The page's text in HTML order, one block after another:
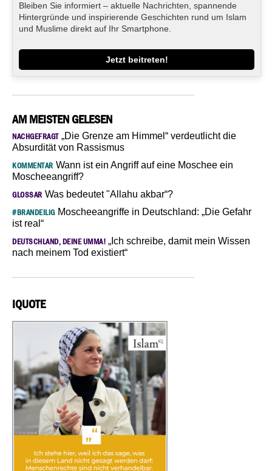
Bleiben Sie informiert – aktuelle Nachrichten, spannende
Hintergründe und inspirierende Geschichten rund um Islam
und Muslime direkt auf Ihr Smartphone.
Jetzt beitreten!
AM MEISTEN GELESEN
NACHGEFRAGT„Die Grenze am Himmel“ verdeutlicht die
Absurdität von Rassismus
KOMMENTAR Wann ist ein Angriff auf eine Moschee ein
Moscheeangriff?
GLOSSAR Was bedeutet "Allahu akbar“?
#BRANDEILIGMoscheeangriffe in Deutschland: „Die Gefahr
ist real“
DEUTSCHLAND, DEINE UMMA! „Ich schreibe, damit mein Wissen
nach meinem Tod existiert“
IQUOTE